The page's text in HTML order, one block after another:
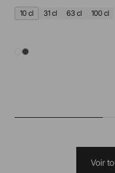
10 cl 31 cl 63 cl 100 cl
Voir